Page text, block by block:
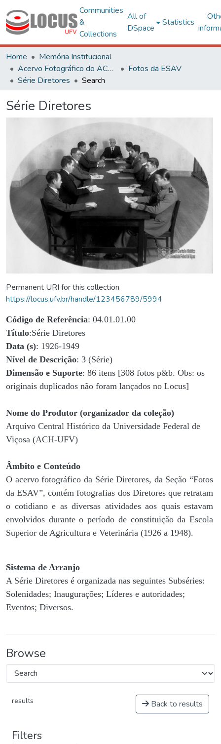
Communities
&
Collections
All of
DSpace
Statistics
Home
Memória Institucional
Acervo Fotográfico do ACH-UFV
Fotos da ESAV
Série Diretores
Search
Série Diretores
Permanent URI for this collection
https://locus.ufv.br/handle/123456789/5994
Código de Referência: 04.01.01.00
Título:Série Diretores
Data (s): 1926-1949
Nível de Descrição: 3 (Série)
Dimensão e Suporte: 86 itens [308 fotos p&b. Obs: os
originais duplicados não foram lançados no Locus]
Nome do Produtor (organizador da coleção)
Arquivo Central Histórico da Universidade Federal de
Viçosa (ACH-UFV)
Âmbito e Conteúdo
O acervo fotográfico da Série Diretores, da Seção “Fotos
da ESAV”, contém fotografias dos Diretores que retratam
o cotidiano e as diversas atividades aos quais estavam
envolvidos durante o período de constituição da Escola
Superior de Agricultura e Veterinária (1926 a 1948).
Sistema de Arranjo
A Série Diretores é organizada nas seguintes Subséries:
Solenidades; Inaugurações; Líderes e autoridades;
Eventos; Diversos.
Browse
results Back to results
Filters